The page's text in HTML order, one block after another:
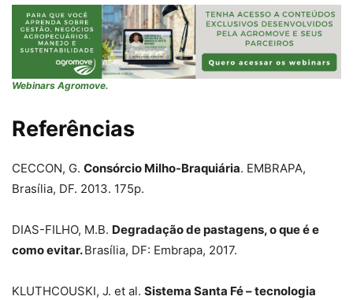
Webinars Agromove.
Referências
CECCON, G. Consórcio Milho-Braquiária. EMBRAPA,
Brasília, DF. 2013. 175p.
DIAS-FILHO, M.B. Degradação de pastagens, o que é e
como evitar.Brasília, DF: Embrapa, 2017.
KLUTHCOUSKI, J. et al. Sistema Santa Fé – tecnologia